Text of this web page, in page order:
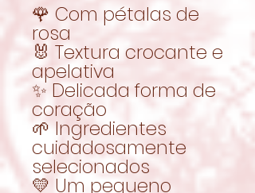
🌹 Com pétalas de
rosa
🐰 Textura crocante e
apelativa
✨ Delicada forma de
coração
🌱 Ingredientes
cuidadosamente
selecionados
💛 Um pequeno